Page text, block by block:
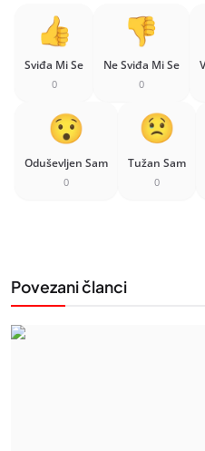
Sviđa Mi Se
0
Ne Sviđa Mi Se
0
Oduševljen Sam
0
Tužan Sam
0
Povezani članci